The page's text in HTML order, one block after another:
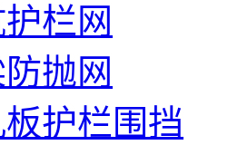
栏网
抛网
护栏围挡